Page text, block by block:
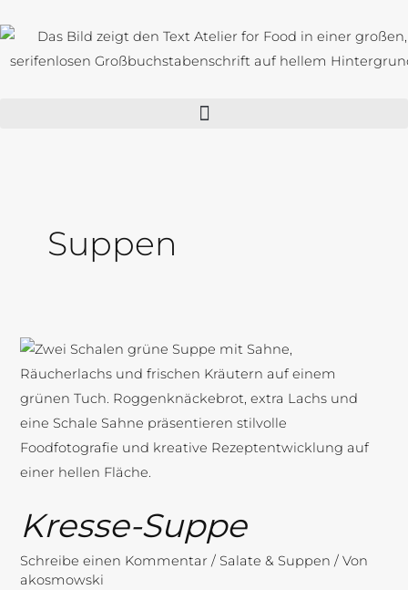
Inhalt
springen
Suppen
Kresse-Suppe
Schreibe einen Kommentar / Salate & Suppen / Von
akosmowski
Kresse-
Suppe